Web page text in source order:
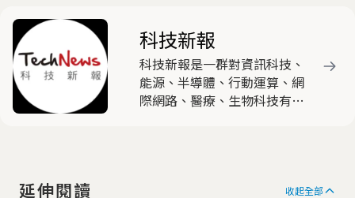
科技新報
科技新報是一群對資訊科技、
能源、半導體、行動運算、網
際網路、醫療、生物科技有高
延伸閱讀 收起全部